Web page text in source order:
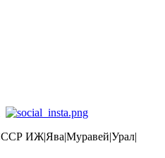
ИЖ|Ява|Муравей|Урал|